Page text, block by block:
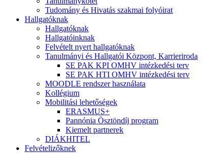
Tudomány és Hivatás szakmai folyóirat
Hallgatóknak
Hallgatóknak
Hallgatóinknak
Felvételt nyert hallgatóknak
Tanulmányi és Hallgatói Központ, Karrieriroda
SE PAK KPI OMHV intézkedési terv
SE PAK HTI OMHV intézkedési terv
MOODLE rendszer használata
Kollégium
Mobilitási lehetőségek
ERASMUS+
Pannónia Ösztöndíj program
Kiemelt partnerek
DIÁKHITEL
Felvételizőknek